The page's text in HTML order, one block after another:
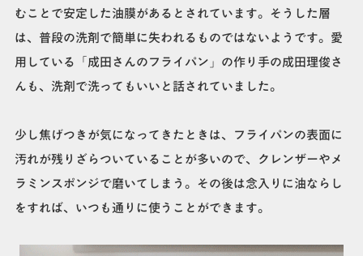
むことで安定した油膜があるとされています。そうした層
は、普段の洗剤で簡単に失われるものではないようです。愛
用している「成田さんのフライパン」の作り手の成田理俊さ
んも、洗剤で洗ってもいいと話されていました。
少し焦げつきが気になってきたときは、フライパンの表面に
汚れが残りざらついていることが多いので、クレンザーやメ
ラミンスポンジで磨いてしまう。その後は念入りに油ならし
をすれば、いつも通りに使うことができます。